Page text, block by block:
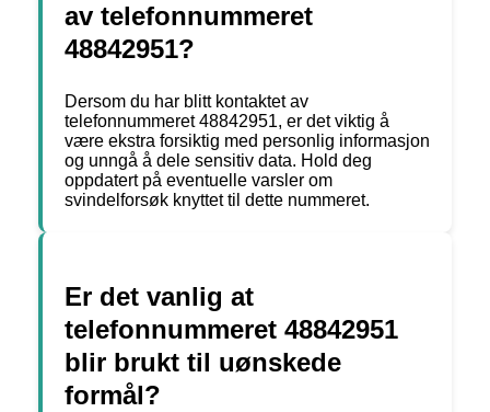
av telefonnummeret
48842951?
Dersom du har blitt kontaktet av
telefonnummeret 48842951, er det viktig å
være ekstra forsiktig med personlig informasjon
og unngå å dele sensitiv data. Hold deg
oppdatert på eventuelle varsler om
svindelforsøk knyttet til dette nummeret.
Er det vanlig at
telefonnummeret 48842951
blir brukt til uønskede
formål?